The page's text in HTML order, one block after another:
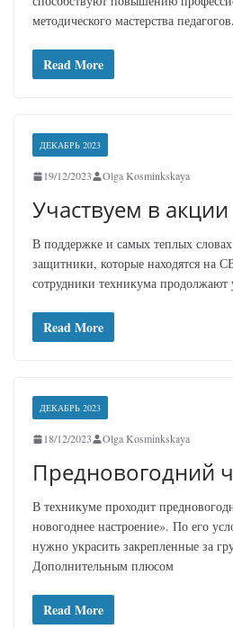
методического мастерства педагогов.
Read More
ДЕКАБРЬ 2023
19/12/2023 Olga Kosminkskaya
Участвуем в акции
В поддержке и самых теплых
защитники, которые находятся на
сотрудники техникума продолжают
Read More
ДЕКАБРЬ 2023
18/12/2023 Olga Kosminkskaya
Предновогодний
В техникуме проходит
новогоднее настроение». По его
нужно украсить закрепленные за
Дополнительным плюсом
Read More